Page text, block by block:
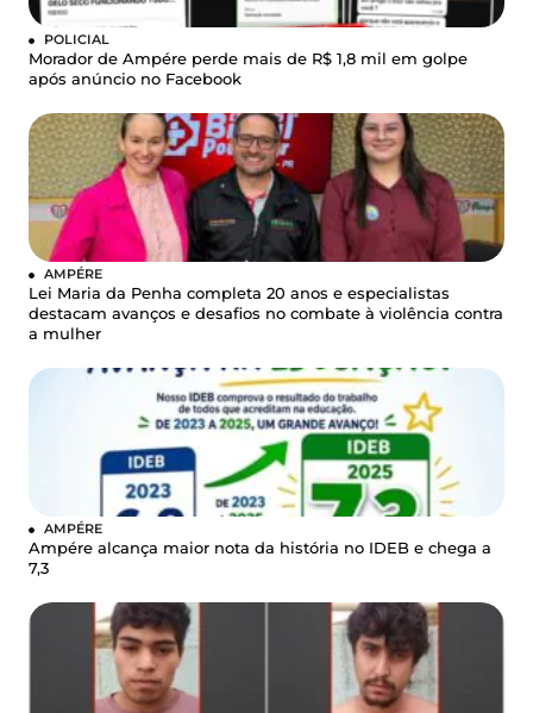
POLICIAL
Morador de Ampére perde mais de R$ 1,8 mil em golpe
após anúncio no Facebook
AMPÉRE
Lei Maria da Penha completa 20 anos e especialistas
destacam avanços e desafios no combate à violência contra
a mulher
AMPÉRE
Ampére alcança maior nota da história no IDEB e chega a
7,3